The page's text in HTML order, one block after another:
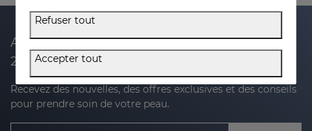
Abonnez-vous à notre newsletter et recevez
20 % de réduction sur votre prochain achat
Recevez des nouvelles, des offres exclusives et des conseils
pour prendre soin de votre peau.
Refuser tout
Accepter tout